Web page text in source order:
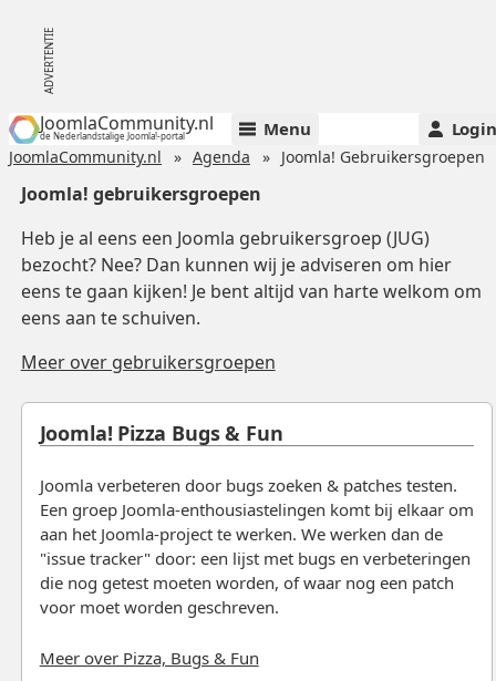
JoomlaCommunity.nl
de Nederlandstalige Joomla!-portal Menu Login
JoomlaCommunity.nl Agenda Joomla! Gebruikersgroepen
Joomla! gebruikersgroepen
Heb je al eens een Joomla gebruikersgroep (JUG)
bezocht? Nee? Dan kunnen wij je adviseren om hier
eens te gaan kijken! Je bent altijd van harte welkom om
eens aan te schuiven.
Meer over gebruikersgroepen
Joomla! Pizza Bugs & Fun
Joomla verbeteren door bugs zoeken & patches testen.
Een groep Joomla-enthousiastelingen komt bij elkaar om
aan het Joomla-project te werken. We werken dan de
"issue tracker" door: een lijst met bugs en verbeteringen
die nog getest moeten worden, of waar nog een patch
voor moet worden geschreven.
Meer over Pizza, Bugs & Fun